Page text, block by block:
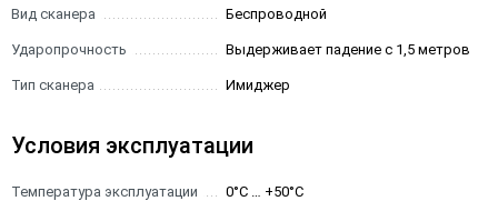
Вид сканера Беспроводной
Ударопрочность Выдерживает падение с 1,5 метров
Тип сканера Имиджер
Условия эксплуатации
Температура эксплуатации 0°C … +50°C